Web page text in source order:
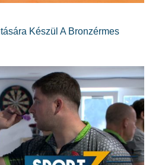
Készül A Bronzérmes